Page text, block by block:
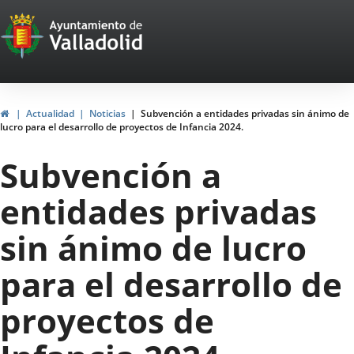
Portal
Web
del
Ayuntamiento
de
Valladolid
HomeActualidad Noticias
Subvención a entidades privadas sin ánimo de
lucro para el desarrollo de proyectos de Infancia 2024.
Subvención a
entidades privadas
sin ánimo de lucro
para el desarrollo de
proyectos de